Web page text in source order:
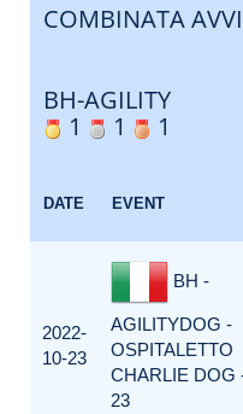
COMBINATA
BH-AGILITY
1
1 1
DATE EVENT
2022-
10-23
BH -
AGILITYDOG -
OSPITALETTO
CHARLIE DOG
23